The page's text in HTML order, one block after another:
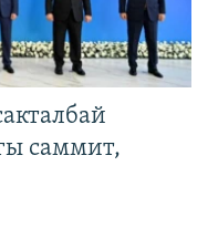
саммит,